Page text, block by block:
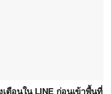
ตือนใน LINE ก่อนเข้าพื้นที่